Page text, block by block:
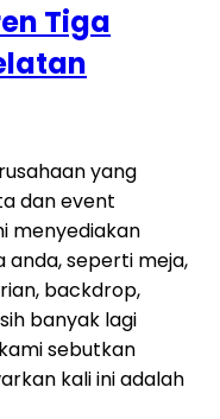
Tiga
yang
dan event
menyediakan
seperti meja,
backdrop,
banyak lagi
sebutkan
kali ini adalah